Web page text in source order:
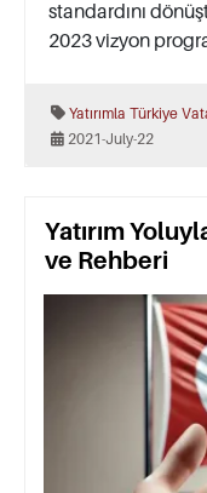
standardını
2023 vizyon
Yatırımla Türkiye
2021-July-22
Yatırım
ve Rehberi